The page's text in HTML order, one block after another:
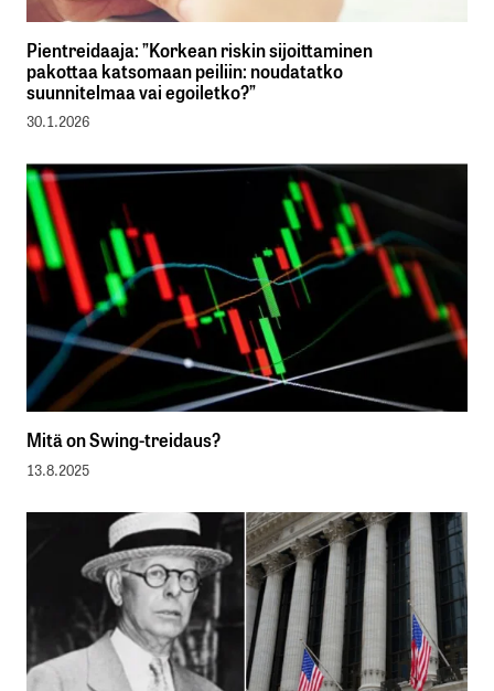
Pientreidaaja: ”Korkean riskin sijoittaminen
pakottaa katsomaan peiliin: noudatatko
suunnitelmaa vai egoiletko?”
30.1.2026
Mitä on Swing-treidaus?
13.8.2025